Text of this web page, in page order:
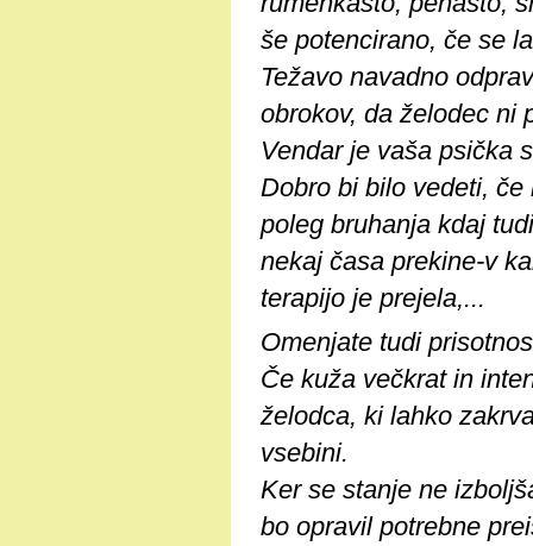
še potencirano, če se
Težavo navadno
obrokov, da želodec ni
Vendar je vaša psička
Dobro bi bilo vedeti,
poleg bruhanja kdaj
nekaj časa prekine-v
terapijo je prejela,...
Omenjate tudi
Če kuža večkrat in
želodca, ki lahko
vsebini.
Ker se stanje ne
bo opravil potrebne